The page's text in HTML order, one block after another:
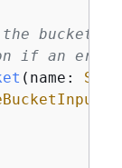
bucket
if an
( name :